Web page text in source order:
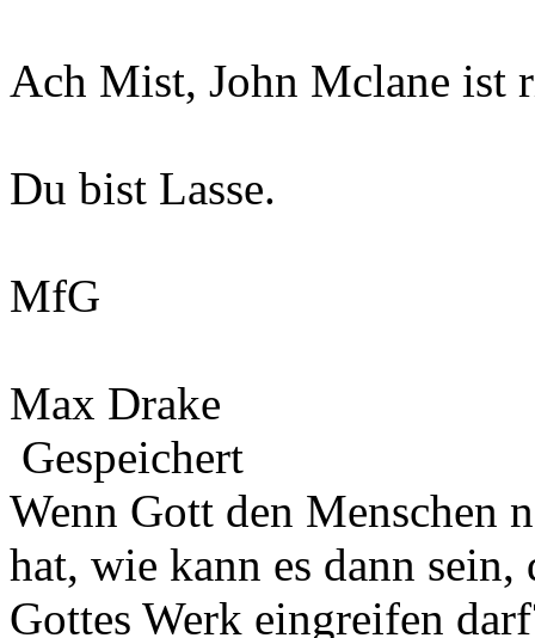
Ach Mist, John Mclane ist
Du bist Lasse.
MfG
Max Drake
Gespeichert
Wenn Gott den Menschen
hat, wie kann es dann
Gottes Werk eingreifen